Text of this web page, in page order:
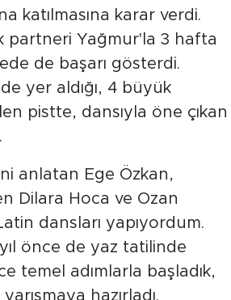
katılmasına karar verdi.
partneri Yağmur'la 3 hafta
de başarı gösterdi.
yer aldığı, 4 büyük
pistte, dansıyla öne çıkan
anlatan Ege Özkan,
Dilara Hoca ve Ozan
dansları yapıyordum.
önce de yaz tatilinde
temel adımlarla başladık,
hazırladı.